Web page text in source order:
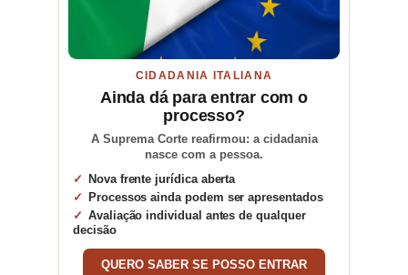
CIDADANIA ITALIANA
Ainda dá para entrar com o
processo?
A Suprema Corte reafirmou: a cidadania
nasce com a pessoa.
Nova frente jurídica aberta
Processos ainda podem ser apresentados
Avaliação individual antes de qualquer
decisão
QUERO SABER SE POSSO ENTRAR